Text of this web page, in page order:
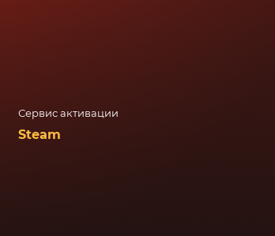
Сервис активации
Steam